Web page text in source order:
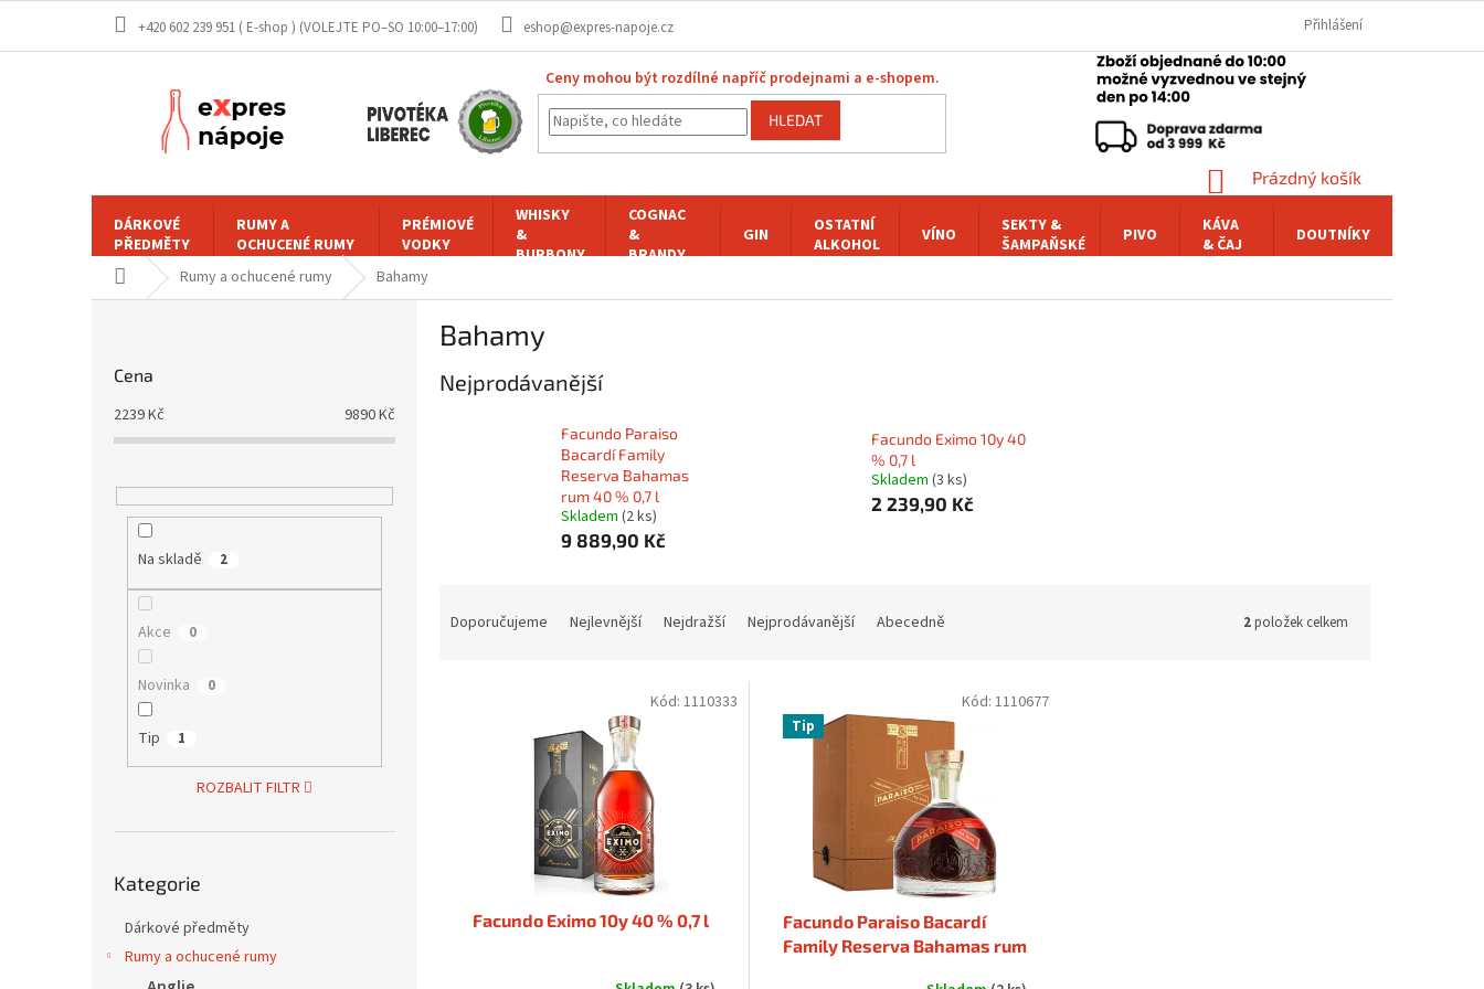
obsah
+420 602 239 951 ( E-shop ) eshop@expres-napoje.cz Přihlášení
Ceny mohou být rozdílné napříč prodejnami a e-shopem.
HLEDAT
NÁKUPNÍ
KOŠÍK
Prázdný košík
DÁRKOVÉ
PŘEDMĚTY
RUMY A
OCHUCENÉ RUMY
PRÉMIOVÉ
VODKY
WHISKY
&
BURBONY
COGNAC
&
BRANDY
GIN
OSTATNÍ
ALKOHOL
VÍNO
SEKTY &
ŠAMPAŇSKÉ
PIVO
KÁVA
& ČAJ
DOUTNÍKY
Domů Rumy a ochucené rumy Bahamy
Cena
2239Kč 9890Kč
Na skladě 2
Akce 0
Novinka 0
Tip 1
ROZBALIT FILTR
kategorie
Kategorie
Dárkové předměty
Rumy a ochucené rumy
Bahamy
Nejprodávanější
Facundo Paraiso
Bacardí Family
Reserva Bahamas
rum 40 % 0,7 l
Skladem (2 ks)
9 889,90 Kč
Facundo Eximo 10y 40
% 0,7 l
Skladem (3 ks)
2 239,90 Kč
Doporučujeme Nejlevnější Nejdražší Nejprodávanější Abecedně 2položek celkem
Facundo Eximo 10y 40 % 0,7 l
Kód: 1110333
Tip
Facundo Paraiso Bacardí
Family Reserva Bahamas rum
Kód: 1110677